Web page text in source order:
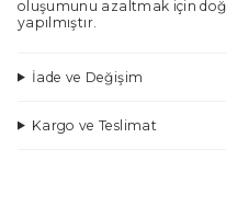
oluşumunu azaltmak için
yapılmıştır.
İade ve Değişim
Kargo ve Teslimat